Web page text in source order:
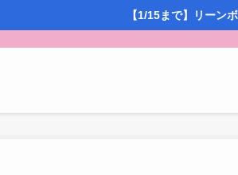
【1/15まで】リーン